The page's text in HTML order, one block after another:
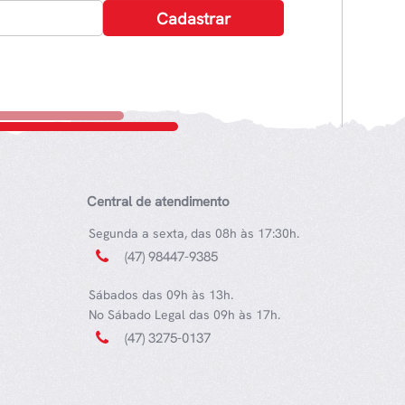
Central de atendimento
Segunda a sexta, das 08h às 17:30h.
(47) 98447-9385
Sábados das 09h às 13h.
No Sábado Legal das 09h às 17h.
(47) 3275-0137